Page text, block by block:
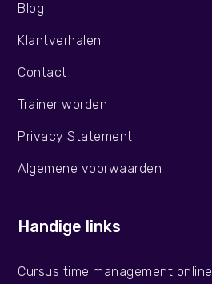
Blog
Klantverhalen
Contact
Trainer worden
Privacy Statement
Algemene voorwaarden
Handige links
Cursus time management online